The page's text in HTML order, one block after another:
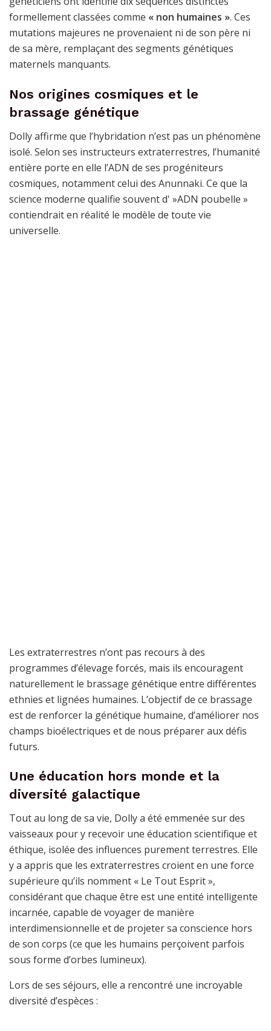
formellement classées comme « non humaines ». Ces
mutations majeures ne provenaient ni de son père ni
de sa mère, remplaçant des segments génétiques
maternels manquants.
Nos origines cosmiques et le
brassage génétique
Dolly affirme que l’hybridation n’est pas un phénomène
isolé. Selon ses instructeurs extraterrestres, l’humanité
entière porte en elle l’ADN de ses progéniteurs
cosmiques, notamment celui des Anunnaki. Ce que la
science moderne qualifie souvent d' »ADN poubelle »
contiendrait en réalité le modèle de toute vie
universelle.
Les extraterrestres n’ont pas recours à des
programmes d’élevage forcés, mais ils encouragent
naturellement le brassage génétique entre différentes
ethnies et lignées humaines. L’objectif de ce brassage
est de renforcer la génétique humaine, d’améliorer nos
champs bioélectriques et de nous préparer aux défis
futurs.
Une éducation hors monde et la
diversité galactique
Tout au long de sa vie, Dolly a été emmenée sur des
vaisseaux pour y recevoir une éducation scientifique et
éthique, isolée des influences purement terrestres. Elle
y a appris que les extraterrestres croient en une force
supérieure qu’ils nomment « Le Tout Esprit »,
considérant que chaque être est une entité intelligente
incarnée, capable de voyager de manière
interdimensionnelle et de projeter sa conscience hors
de son corps (ce que les humains perçoivent parfois
sous forme d’orbes lumineux).
Lors de ses séjours, elle a rencontré une incroyable
diversité d’espèces :